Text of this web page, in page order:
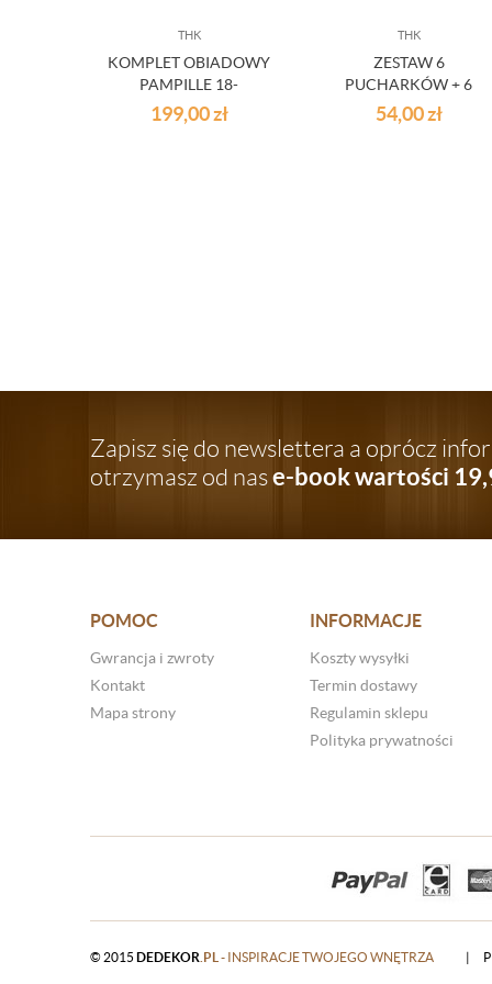
THK
KOMPLET OBIADOWY
PAMPILLE 18-
ELEMENTOWY CZARNY
LUMINARC
199,00zł
THK
ZESTAW 6
PUCHARKÓW + 6
ŁYŻECZEK
54,00zł
Zapisz się do newslettera a oprócz
otrzymasz od nase-book wartości
POMOC
Gwrancja i zwroty
Kontakt
Mapa strony
INFORMACJE
Koszty wysyłki
Termin dostawy
Regulamin sklepu
Polityka prywatności
© 2015 DEDEKOR .PL - INSPIRACJE TWOJEGO WNĘTRZA |